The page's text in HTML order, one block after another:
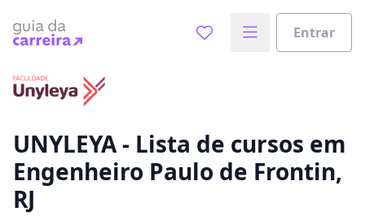
Entrar
Vamos te guiar no caminho ideal para seus estudos
UNYLEYA - Lista de cursos em
Engenheiro Paulo de Frontin,
RJ